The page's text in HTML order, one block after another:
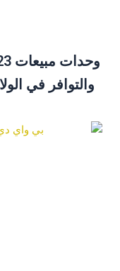
والتوافر في